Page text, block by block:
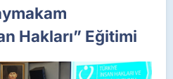
Hakları” Eğitimi